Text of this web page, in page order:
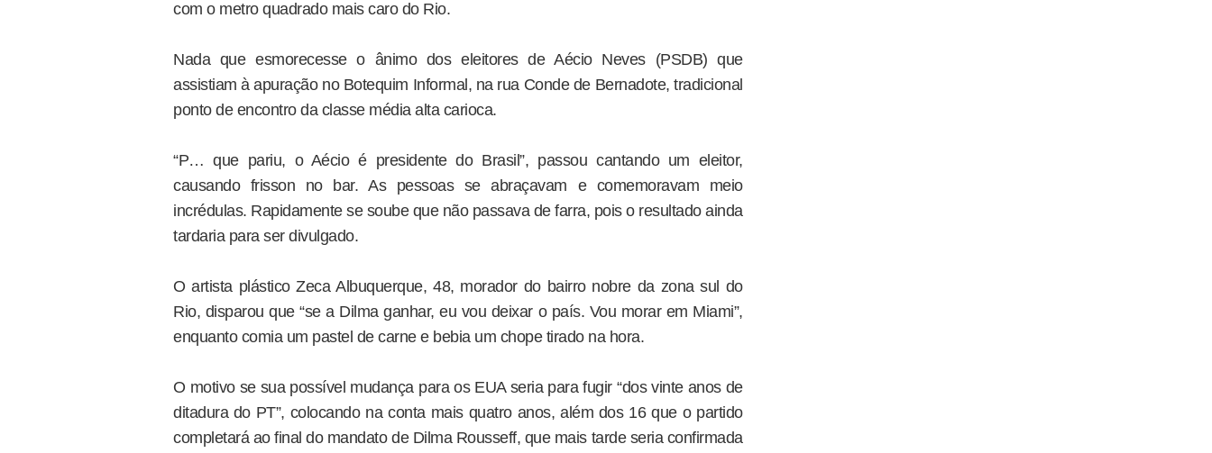
com o metro quadrado mais caro do Rio.
Nada que esmorecesse o ânimo dos eleitores de Aécio Neves (PSDB) que
assistiam à apuração no Botequim Informal, na rua Conde de Bernadote, tradicional
ponto de encontro da classe média alta carioca.
“P… que pariu, o Aécio é presidente do Brasil”, passou cantando um eleitor,
causando frisson no bar. As pessoas se abraçavam e comemoravam meio
incrédulas. Rapidamente se soube que não passava de farra, pois o resultado ainda
tardaria para ser divulgado.
O artista plástico Zeca Albuquerque, 48, morador do bairro nobre da zona sul do
Rio, disparou que “se a Dilma ganhar, eu vou deixar o país. Vou morar em Miami”,
enquanto comia um pastel de carne e bebia um chope tirado na hora.
O motivo se sua possível mudança para os EUA seria para fugir “dos vinte anos de
ditadura do PT”, colocando na conta mais quatro anos, além dos 16 que o partido
completará ao final do mandato de Dilma Rousseff, que mais tarde seria confirmada